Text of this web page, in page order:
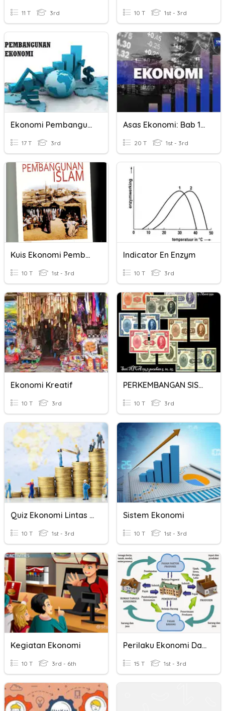
11 T 3rd 10 T 1st - 3rd
Ekonomi Pembangunan Islam
17 T 3rd
Asas Ekonomi: Bab 1(pengenalan Ekonomi)
20 T 1st - 3rd
Kuis Ekonomi Pembangunan Islam
10 T 1st - 3rd
Indicator En Enzym
10 T 3rd
Ekonomi Kreatif
10 T 3rd
PERKEMBANGAN SISTEM EKONOMI LIBERAL
10 T 3rd
Quiz Ekonomi Lintas Minat Pertemuan 4
10 T 1st - 3rd
Sistem Ekonomi
10 T 1st - 3rd
Kegiatan Ekonomi
10 T 3rd - 6th
Perilaku Ekonomi Dan Kegiatan Ekonomi
15 T 1st - 3rd